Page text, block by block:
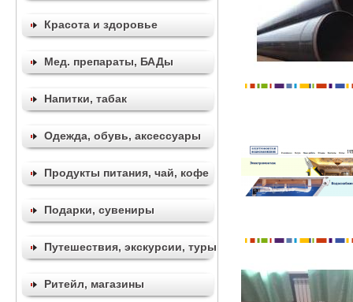
Красота и здоровье
Мед. препараты, БАДы
Напитки, табак
Одежда, обувь, аксессуары
Продукты питания, чай, кофе
Подарки, сувениры
Путешествия, экскурсии, туры
Ритейл, магазины